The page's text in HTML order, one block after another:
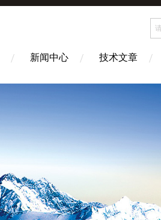
新闻中心 技术文章